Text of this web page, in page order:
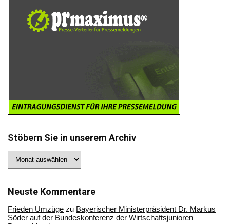
Stöbern Sie in unserem Archiv
Sie
Archiv
Neuste Kommentare
Frieden Umzüge zu Bayerischer Ministerpräsident Dr. Markus
Söder auf der Bundeskonferenz der Wirtschaftsjunioren